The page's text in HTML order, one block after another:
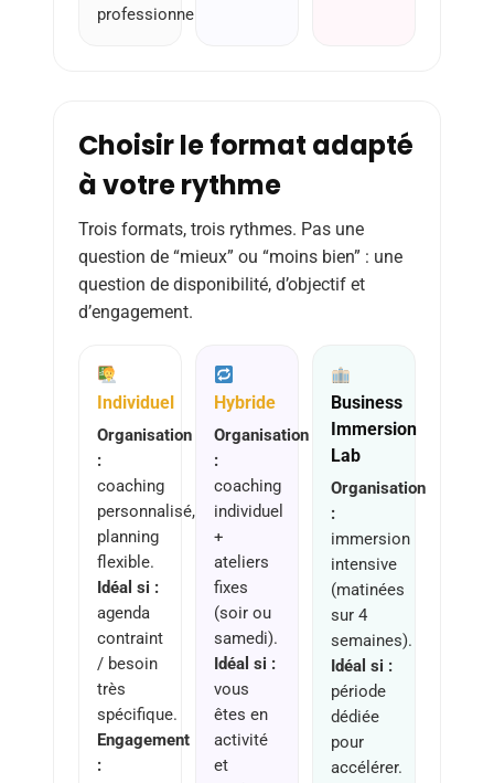
professionnelles.
Choisir le format adapté
à votre rythme
Trois formats, trois rythmes. Pas une
question de “mieux” ou “moins bien” : une
question de disponibilité, d’objectif et
d’engagement.
Individuel
Organisation
:
coaching
personnalisé,
planning
flexible.
Idéal si :
agenda
contraint
/ besoin
très
spécifique.
Engagement
:
Hybride
Organisation
:
coaching
individuel
+
ateliers
fixes
(soir ou
samedi).
Idéal si :
vous
êtes en
activité
et
Business
Immersion
Lab
Organisation
:
immersion
intensive
(matinées
sur 4
semaines).
Idéal si :
période
dédiée
pour
accélérer.